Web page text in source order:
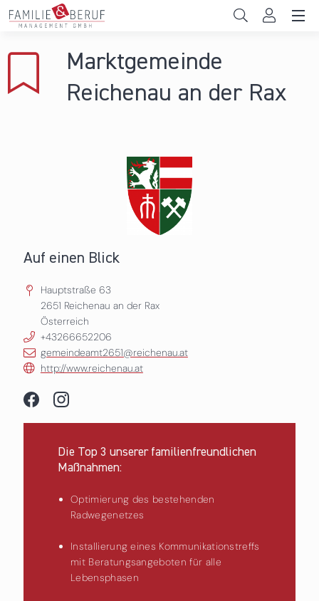
Direkt zum Inhalt
Gemeinden
Marktgemeinde
Reichenau an der Rax
Auf einen Blick
Hauptstraße 63
2651 Reichenau an der Rax
Österreich
+43266652206
gemeindeamt2651@reichenau.at
http://www.reichenau.at
Die Top 3 unserer familienfreundlichen
Maßnahmen:
Optimierung des bestehenden
Radwegenetzes
Installierung eines Kommunikationstreffs
mit Beratungsangeboten für alle
Lebensphasen